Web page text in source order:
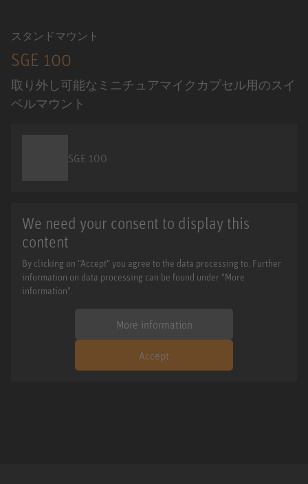
スタンドマウント
SGE 100
取り外し可能なミニチュアマイクカプセル用のスイ
ベルマウント
SGE 100
We need your consent to display this
content
By clicking on "Accept" you agree to the data processing to. Further
information on data processing can be found under "More
information".
More information
Accept